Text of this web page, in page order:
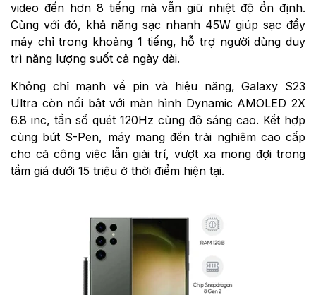
video đến hơn 8 tiếng mà vẫn giữ nhiệt độ ổn định.
Cùng với đó, khả năng sạc nhanh 45W giúp sạc đầy
máy chỉ trong khoảng 1 tiếng, hỗ trợ người dùng duy
trì năng lượng suốt cả ngày dài.
Không chỉ mạnh về pin và hiệu năng, Galaxy S23
Ultra còn nổi bật với màn hình Dynamic AMOLED 2X
6.8 inc, tần số quét 120Hz cùng độ sáng cao. Kết hợp
cùng bút S-Pen, máy mang đến trải nghiệm cao cấp
cho cả công việc lẫn giải trí, vượt xa mong đợi trong
tầm giá dưới 15 triệu ở thời điểm hiện tại.